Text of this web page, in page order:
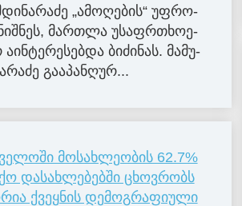
„ამო­ღე­ბის“ უფ­რო­
მარ­თლა უსაფრ­თხო­ე­
აინ­ტე­რე­სებ­და ბი­ძი­ნას. მა­მუ­
გა­ა­პან­ღუ­რ...
მოსახლეობის 62.7%
დასახლებებში ცხოვრობს
ქვეყნის დემოგრაფიული